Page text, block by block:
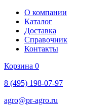
О компании
Каталог
Доставка
Справочник
Контакты
Корзина 0
8 (495) 198-07-97
agro@pr-agro.ru